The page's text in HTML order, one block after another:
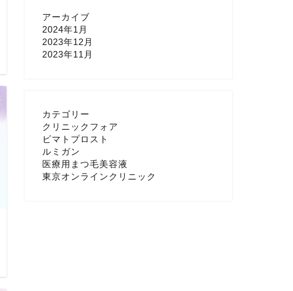
アーカイブ
2024年1月
2023年12月
2023年11月
カテゴリー
クリニックフォア
ビマトプロスト
ルミガン
医療用まつ毛美容液
東京オンラインクリニック